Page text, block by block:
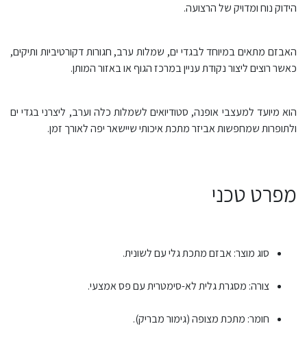
הידוק נוח ומדויק של הרצועה.
האבזם מתאים במיוחד לבגדי ים, שמלות ערב, חגורות דקורטיביות ותיקים,
כאשר רוצים ליצור נקודת עניין במרכז הגוף או באזור המותן.
הוא מיועד למעצבי אופנה, סטודיואים לשמלות כלה וערב, ליצרני בגדי ים
ולתופרות שמחפשות אביזר מתכת איכותי שיישאר יפה לאורך זמן.
מפרט טכני
סוג מוצר: אבזם מתכת גלי עם לשונית.
צורה: מסגרת גלית לא-סימטרית עם פס אמצעי.
חומר: מתכת מצופה (גימור מבריק).